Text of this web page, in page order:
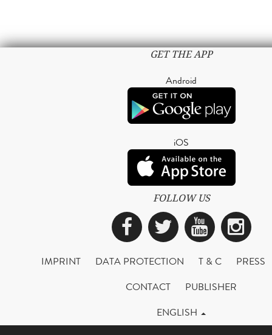
GET THE APP
Android
iOS
FOLLOW US
Facebook
Twitter
IMPRINT DATA PROTECTION T & C
PRESS
CONTACT
PUBLISHER
ENGLISH